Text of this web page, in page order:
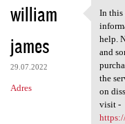
william
james
29.07.2022
Adres
In
In this
help.
and
the
on
visit -